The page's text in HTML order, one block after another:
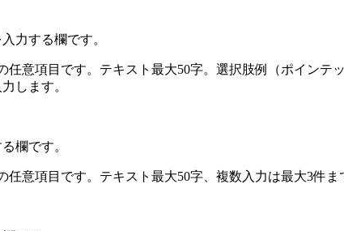
力する欄です。
任意項目です。テキスト最大50字。選択肢例（ポイン
します。
欄です。
任意項目です。テキスト最大50字、複数入力は最大3件